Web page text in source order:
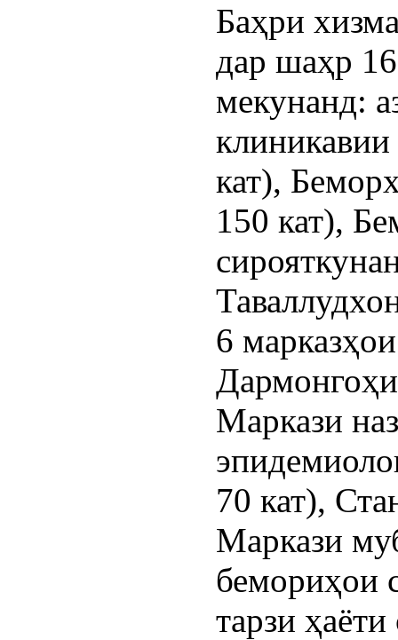
Баҳри
дар шаҳр
мекунанд:
кат),
150 кат),
6
Дармонгоҳи
Маркази
70 кат),
Маркази
бемориҳои
тарзи